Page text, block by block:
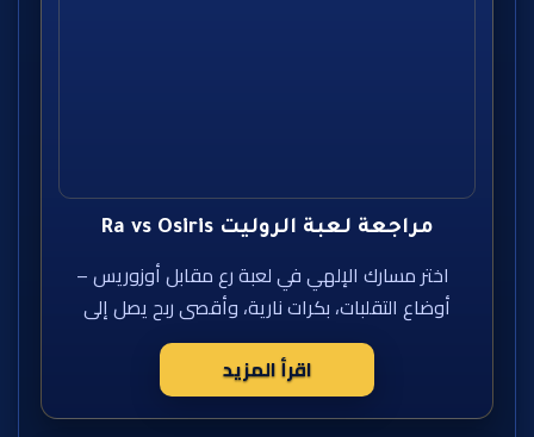
مراجعة لعبة الروليت Ra vs Osiris
اختر مسارك الإلهي في لعبة رع مقابل أوزوريس –
أوضاع التقلبات، بكرات نارية، وأقصى ربح يصل إلى
اقرأ المزيد